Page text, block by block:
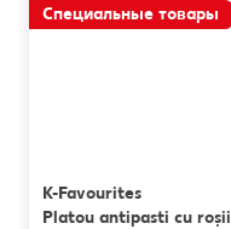
Специальные товары
K-Favourites
Platou antipasti cu roșii